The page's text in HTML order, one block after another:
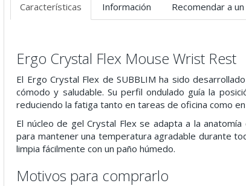
Características Información Recomendar a
Ergo Crystal Flex Mouse Wrist Rest
El Ergo Crystal Flex de SUBBLIM ha sido
cómodo y saludable. Su perfil ondulado guía la
reduciendo la fatiga tanto en tareas de oficina como
El núcleo de gel Crystal Flex se adapta a la
para mantener una temperatura agradable durante
limpia fácilmente con un paño húmedo.
Motivos para comprarlo